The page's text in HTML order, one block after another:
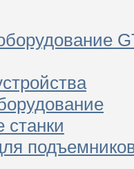
станки